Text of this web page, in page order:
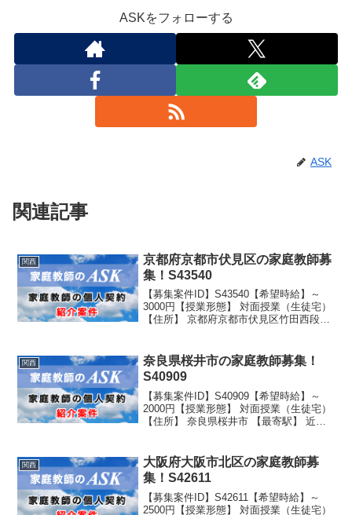
ASKをフォローする
ASK
関連記事
関西
京都府京都市伏見区の家庭教師募
集！S43540
【募集案件ID】S43540【希望時給】～
3000円【授業形態】 対面授業（生徒宅）
【住所】 京都府京都市伏見区竹田西段川
【生徒学年】 学校名：公立 学年：...
関西
奈良県桜井市の家庭教師募集！
S40909
【募集案件ID】S40909【希望時給】～
2000円【授業形態】 対面授業（生徒宅）
【住所】 奈良県桜井市 【最寄駅】 近鉄
年】 学校名：公立 学年：中学1...
関西
大阪府大阪市北区の家庭教師募
集！S42611
【募集案件ID】S42611【希望時給】～
2500円【授業形態】 対面授業（生徒宅）